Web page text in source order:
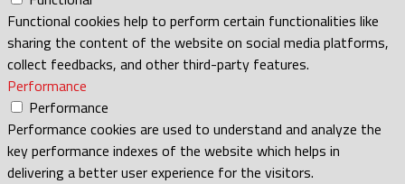
Functional cookies help to perform certain functionalities like
sharing the content of the website on social media platforms,
collect feedbacks, and other third-party features.
Performance
Performance
Performance cookies are used to understand and analyze the
key performance indexes of the website which helps in
delivering a better user experience for the visitors.